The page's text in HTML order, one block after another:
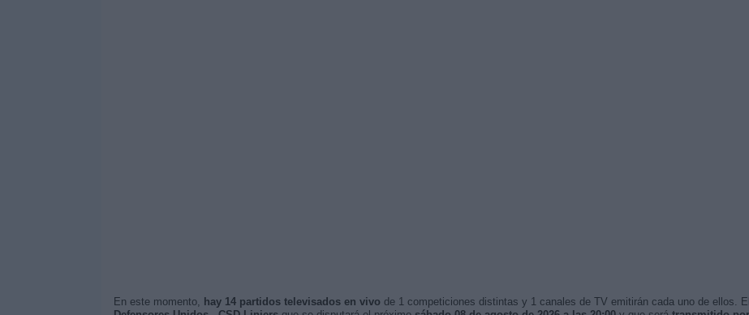
En este momento, hay 14 partidos televisados en vivo de 1 competiciones distintas y 1 canales de TV emitirán cada uno de ellos.